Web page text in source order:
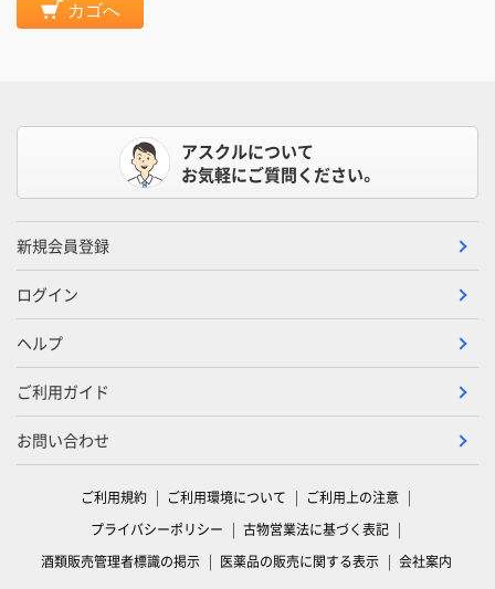
カゴへ
アスクルについて
お気軽にご質問ください。
新規会員登録
ログイン
ヘルプ
ご利用ガイド
お問い合わせ
ご利用規約 ご利用環境について
ご利用上の注意
プライバシーポリシー
古物営業法に基づく表記
酒類販売管理者標識の掲示
医薬品の販売に関する表示 会社案内